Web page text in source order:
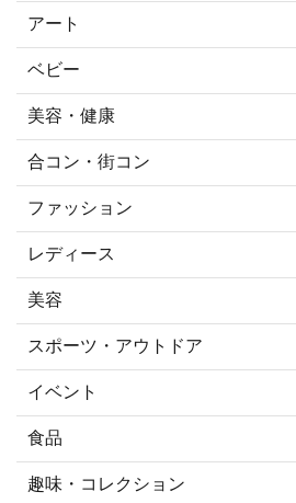
アート
ベビー
美容・健康
合コン・街コン
ファッション
レディース
美容
スポーツ・アウトドア
イベント
食品
趣味・コレクション